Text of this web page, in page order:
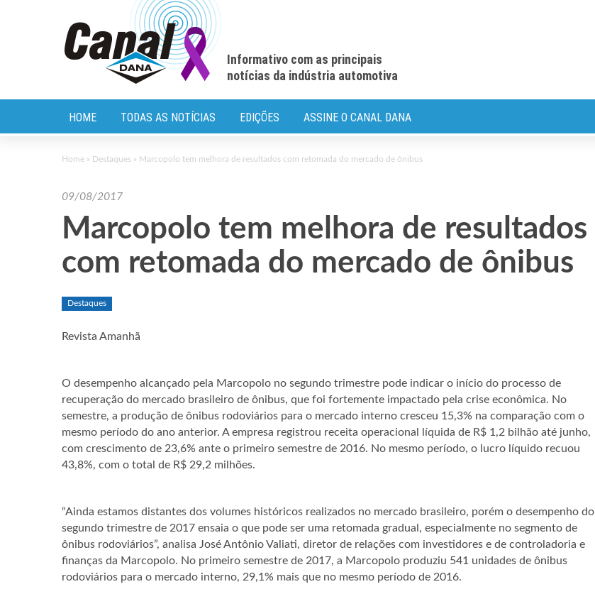
Informativo com as principais
notícias da indústria automotiva
HOME TODAS AS NOTÍCIAS EDIÇÕES ASSINE O CANAL DANA
Home » Destaques » Marcopolo tem melhora de resultados com retomada do mercado de ônibus
09/08/2017
Marcopolo tem melhora de resultados
com retomada do mercado de ônibus
Destaques
Revista Amanhã
O desempenho alcançado pela Marcopolo no segundo trimestre pode indicar o início do processo de
recuperação do mercado brasileiro de ônibus, que foi fortemente impactado pela crise econômica. No
semestre, a produção de ônibus rodoviários para o mercado interno cresceu 15,3% na comparação com o
mesmo período do ano anterior. A empresa registrou receita operacional líquida de R$ 1,2 bilhão até junho,
com crescimento de 23,6% ante o primeiro semestre de 2016. No mesmo período, o lucro líquido recuou
43,8%, com o total de R$ 29,2 milhões.
“Ainda estamos distantes dos volumes históricos realizados no mercado brasileiro, porém o desempenho do
segundo trimestre de 2017 ensaia o que pode ser uma retomada gradual, especialmente no segmento de
ônibus rodoviários”, analisa José Antônio Valiati, diretor de relações com investidores e de controladoria e
finanças da Marcopolo. No primeiro semestre de 2017, a Marcopolo produziu 541 unidades de ônibus
rodoviários para o mercado interno, 29,1% mais que no mesmo período de 2016.